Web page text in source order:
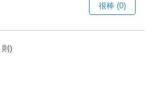
很棒 (0)
則)